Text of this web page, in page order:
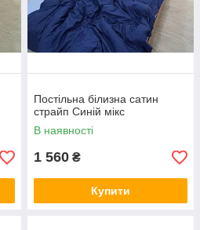
Постільна білизна сатин
страйп Синій мікс
В наявності
1 560 ₴
Купити